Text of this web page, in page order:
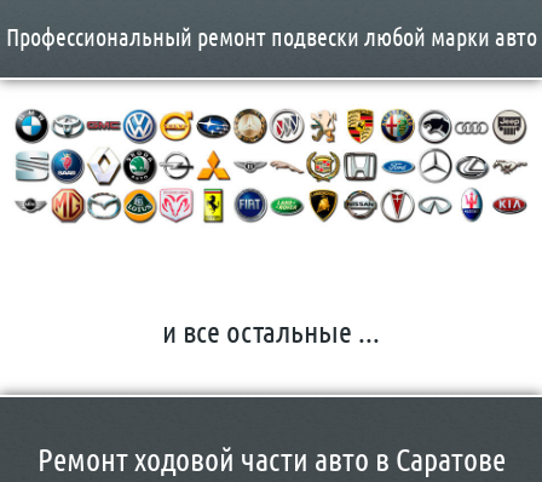
Профессиональный ремонт подвески любой марки авто
и все остальные ...
Ремонт ходовой части авто в Саратове